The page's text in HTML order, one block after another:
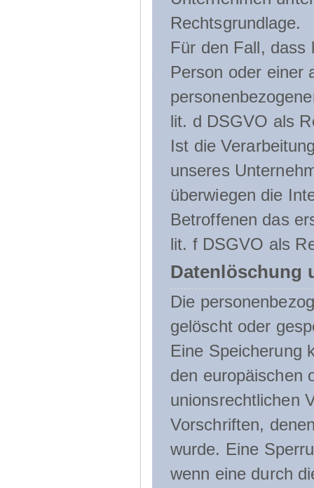
Rechtsgrundlage.
Für den Fall, dass
Person oder einer
lit. d DSGVO als
Ist die
unseres
überwiegen die
Betroffenen das
lit. f DSGVO als
Datenlöschung
Die
gelöscht oder
Eine Speicherung
den europäischen
unionsrechtlichen
Vorschriften,
wurde. Eine
wenn eine durch